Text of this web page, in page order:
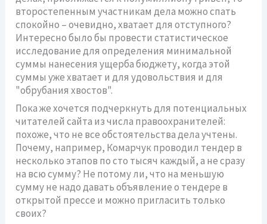
второстепенным участникам дела можно спать
спокойно – очевидно, хватает для отступного?
Интересно было бы провести статистическое
исследование для определения минимальной
суммы нанесения ущерба бюджету, когда этой
суммы уже хватает и для удовольствия и для
"обрубания хвостов".
Пока же хочется подчеркнуть для потенциальных
читателей сайта из числа правоохранителей:
похоже, что не все обстоятельства дела учтены.
Почему, например, Комарчук проводил тендер в
несколько этапов по сто тысяч каждый, а не сразу
на всю сумму? Не потому ли, что на меньшую
сумму не надо давать объявление о тендере в
открытой прессе и можно пригласить только
своих?